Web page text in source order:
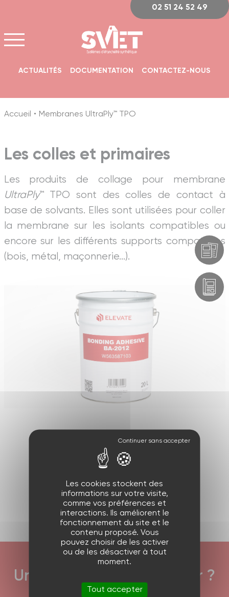
ACTUALITÉS DOCUMENTATION CONTACTEZ-NOUS
02 51 24 52 49
Accueil Membranes UltraPly™ TPO
Les colles et primaires
Les produits de collage pour membrane
UltraPly™ TPO sont des colles de contact à
base de solvants. Elles sont utilisées pour coller
la membrane sur les isolants compatibles ou
encore sur les différents supports compatibles
(bois, métal, maçonnerie...).
Produit précédent
Produit suivant
Une question à nous poser ?
Les cookies stockent des
informations sur votre visite,
comme vos préférences et
interactions. Ils améliorent le
fonctionnement du site et le
contenu proposé. Vous
pouvez choisir de les activer
ou de les désactiver à tout
moment.
Tout accepter